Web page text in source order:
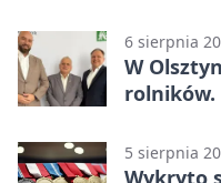
6 sierpnia
W
rolników.
5 sierpnia
Wykryto